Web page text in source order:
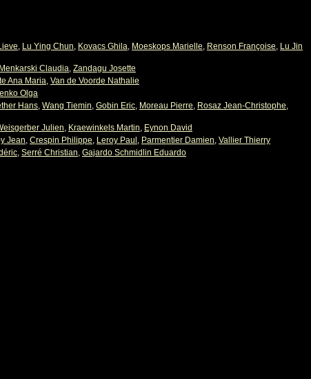
, Lu Ying Chun, Kovacs Ghila, Moeskops Marielle, Renson Françoise, Lu Jin
Menkarski Claudia, Zandagu Josette
Ana Maria, Van de Voorde Nathalie
Olga
Hans, Wang Tiemin, Gobin Eric, Moreau Pierre, Rosaz Jean-Christophe,
Julien, Kraewinkels Martin, Eynon David
Jean, Crespin Philippe, Leroy Paul , Parmentier Damien, Vallier Thierry
, Serré Christian, Gajardo Schmidlin Eduardo